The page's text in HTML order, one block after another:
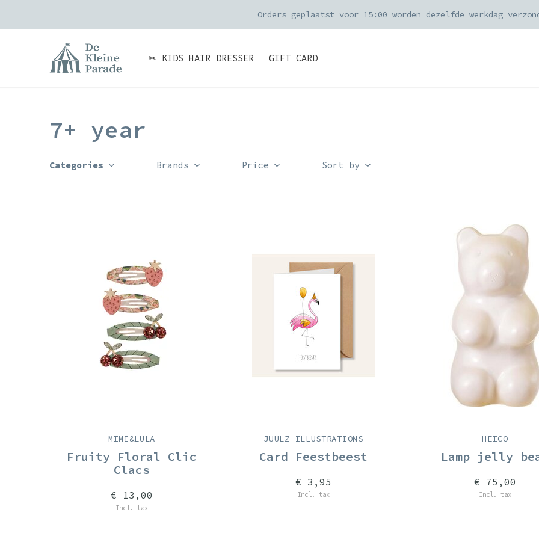
✂ KIDS HAIR DRESSER GIFT CARD
Orders geplaatst voor 15:00 worden dezelfde werkdag
7+ year
Categories Brands Price Sort by
MIMI&LULA
Fruity Floral Clic
Clacs
€ 13,00
Incl. tax
JUULZ ILLUSTRATIONS
Card Feestbeest
€ 3,95
Incl. tax
HEICO
Lamp jelly
€ 75,00
Incl. tax